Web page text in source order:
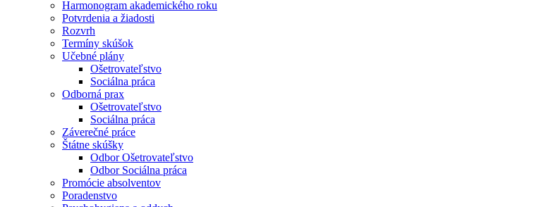
Harmonogram akademického roku
Potvrdenia a žiadosti
Rozvrh
Termíny skúšok
Učebné plány
Ošetrovateľstvo
Sociálna práca
Odborná prax
Ošetrovateľstvo
Sociálna práca
Záverečné práce
Štátne skúšky
Odbor Ošetrovateľstvo
Odbor Sociálna práca
Promócie absolventov
Poradenstvo